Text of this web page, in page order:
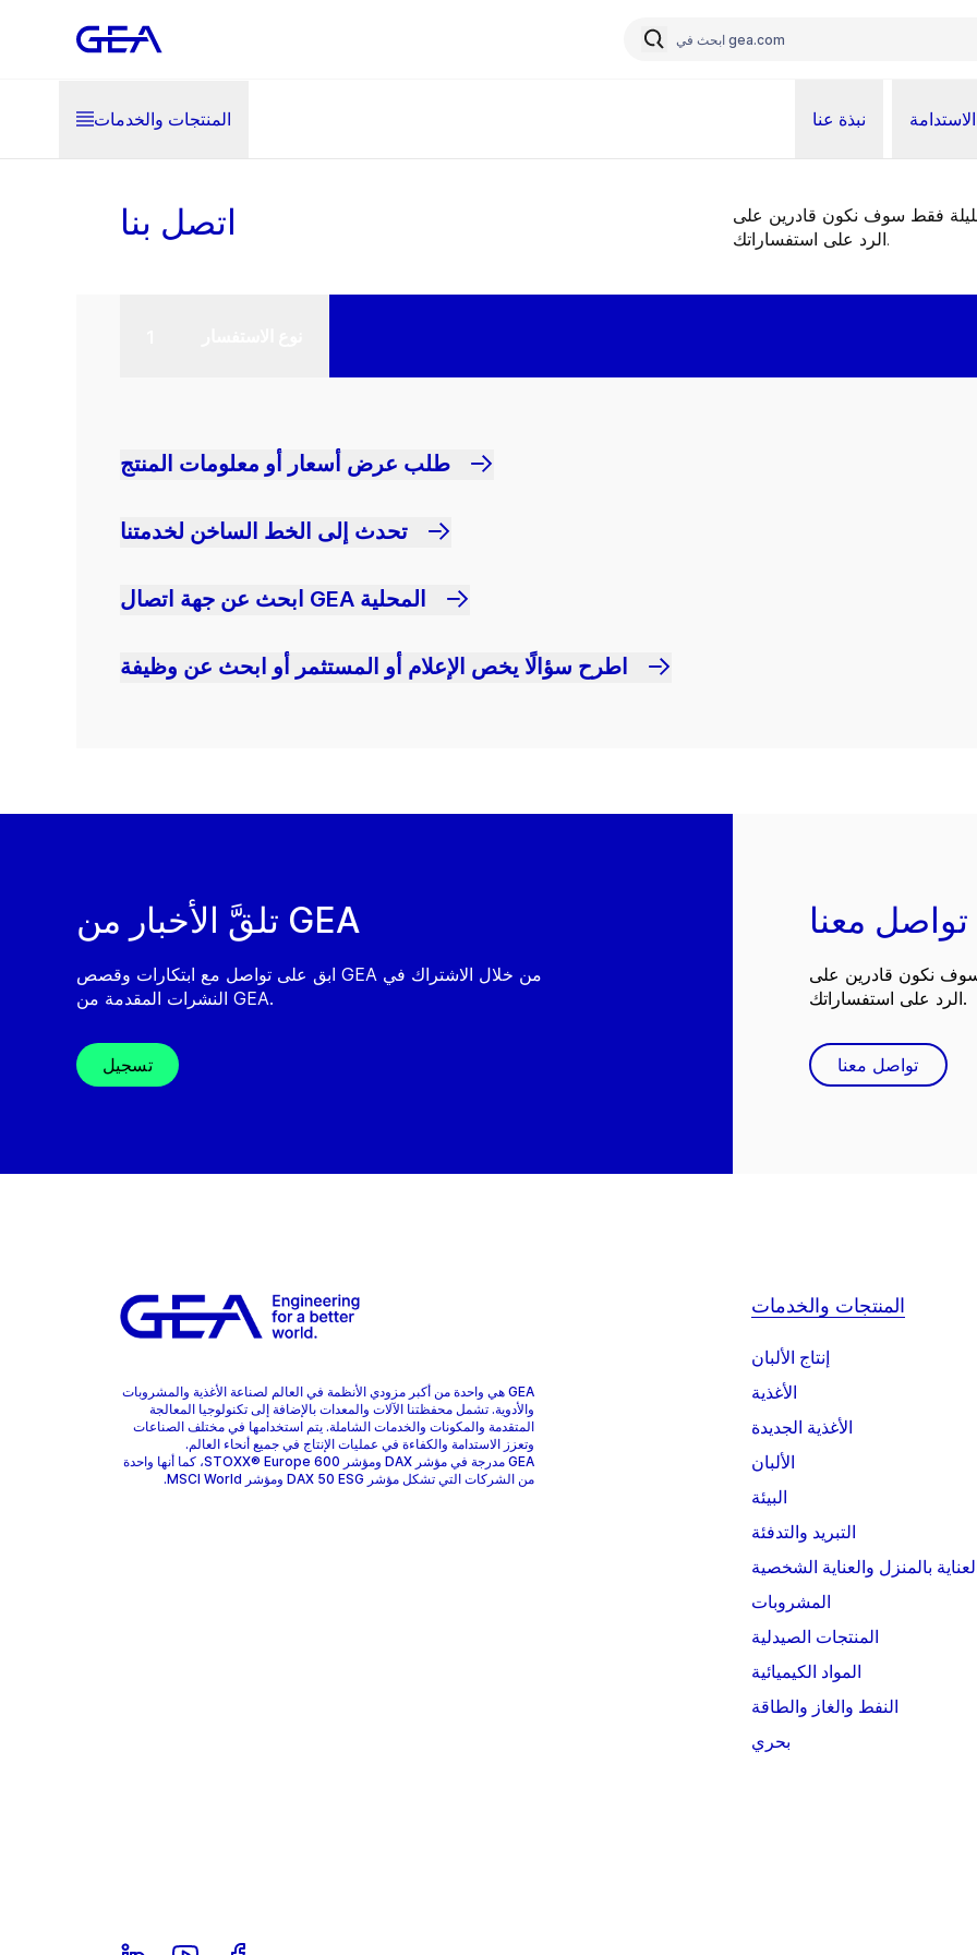
المنتجات والخدمات نبذة عنا الاستدامة
اتصل بنا
فقط سوف نكون قادرين على
الرد على استفساراتك.
طلب عرض أسعار أو معلومات المنتج
تحدث إلى الخط الساخن لخدمتنا
ابحث عن جهة اتصال GEA المحلية
اطرح سؤالًا يخص الإعلام أو المستثمر أو ابحث عن وظيفة
تلقَّ الأخبار من GEA
ابق على تواصل مع ابتكارات وقصص GEA من خلال الاشتراك في
النشرات المقدمة من GEA.
تسجيل
تواصل معنا
نكون قادرين على
الرد على استفساراتك.
تواصل معنا
GEA هي واحدة من أكبر مزودي الأنظمة في العالم لصناعة الأغذية والمشروبات
والأدوية. تشمل محفظتنا الآلات والمعدات بالإضافة إلى تكنولوجيا المعالجة
المتقدمة والمكونات والخدمات الشاملة. يتم استخدامها في مختلف الصناعات
وتعزز الاستدامة والكفاءة في عمليات الإنتاج في جميع أنحاء العالم.
GEA مدرجة في مؤشر DAX ومؤشر STOXX® Europe 600، كما أنها واحدة
من الشركات التي تشكل مؤشر DAX 50 ESG ومؤشر MSCI World.
المنتجات والخدمات
إنتاج الألبان
الأغذية
الأغذية الجديدة
الألبان
البيئة
التبريد والتدفئة
بالمنزل والعناية الشخصية
المشروبات
المنتجات الصيدلية
المواد الكيميائية
النفط والغاز والطاقة
بحري